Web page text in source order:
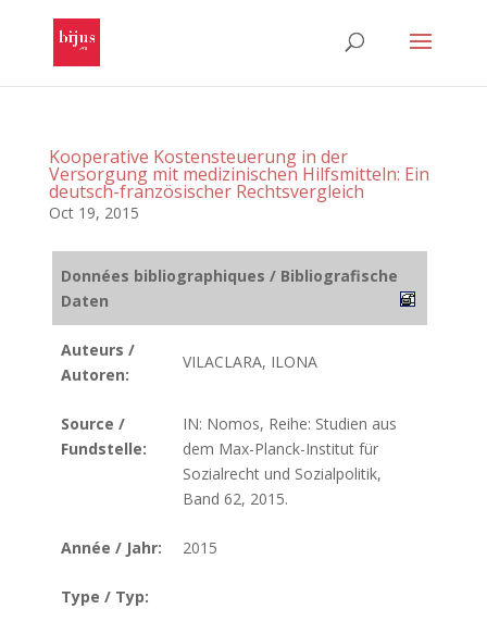
Kooperative Kostensteuerung in der
Versorgung mit medizinischen Hilfsmitteln: Ein
deutsch-französischer Rechtsvergleich
Oct 19, 2015
Données bibliographiques / Bibliografische
Daten
Auteurs /
Autoren:
VILACLARA, ILONA
Source /
Fundstelle:
IN: Nomos, Reihe: Studien aus
dem Max-Planck-Institut für
Sozialrecht und Sozialpolitik,
Band 62, 2015.
Année / Jahr: 2015
Type / Typ: